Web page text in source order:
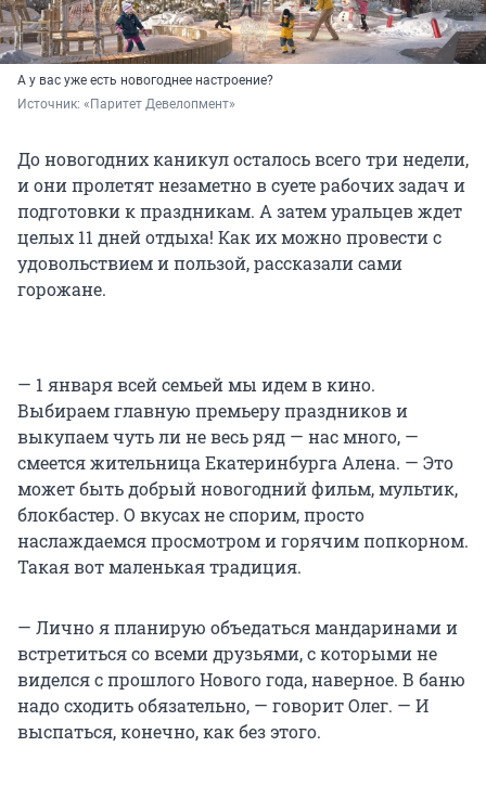
А у вас уже есть новогоднее настроение?
Источник: «Паритет Девелопмент»
До новогодних каникул осталось всего три недели,
и они пролетят незаметно в суете рабочих задач и
подготовки к праздникам. А затем уральцев ждет
целых 11 дней отдыха! Как их можно провести с
удовольствием и пользой, рассказали сами
горожане.
— 1 января всей семьей мы идем в кино.
Выбираем главную премьеру праздников и
выкупаем чуть ли не весь ряд — нас много, —
смеется жительница Екатеринбурга Алена. — Это
может быть добрый новогодний фильм, мультик,
блокбастер. О вкусах не спорим, просто
наслаждаемся просмотром и горячим попкорном.
Такая вот маленькая традиция.
— Лично я планирую объедаться мандаринами и
встретиться со всеми друзьями, с которыми не
виделся с прошлого Нового года, наверное. В баню
надо сходить обязательно, — говорит Олег. — И
выспаться, конечно, как без этого.